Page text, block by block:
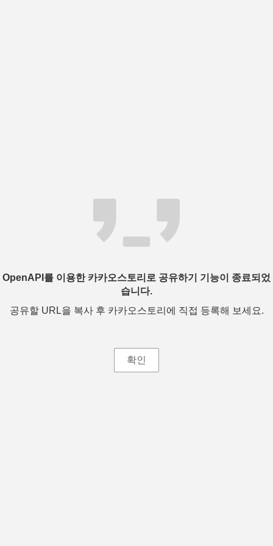
OpenAPI를 이용한 카카오스토리로 공유하기 기능이 종료되었
습니다.
공유할 URL을 복사 후 카카오스토리에 직접 등록해 보세요.
확인